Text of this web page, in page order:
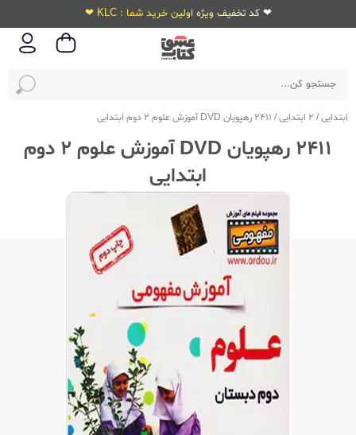
❤ کد تخفیف ویژه اولین خرید شما : KLC ❤
ابتدایی/ 2 ابتدایی / 2411 رهپویان DVD آموزش علوم 2 دوم ابتدایی
2411 رهپویان DVD آموزش علوم 2 دوم
ابتدایی